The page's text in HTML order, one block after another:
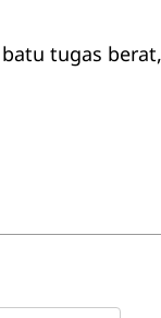
tugas